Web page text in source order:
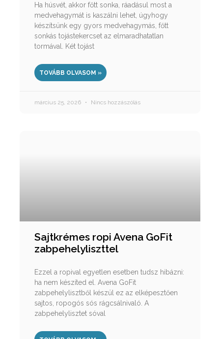
Ha húsvét, akkor főtt sonka, ráadásul most a
medvehagymát is kaszálni lehet, úgyhogy
készítsünk egy gyors medvehagymás, főtt
sonkás tojástekercset az elmaradhatatlan
tormával. Két tojást
TOVÁBB OLVASOM »
március 25, 2026 Nincs hozzászólás
Sajtkrémes ropi Avena GoFit
zabpehelyliszttel
Ezzel a ropival egyetlen esetben tudsz hibázni:
ha nem készíted el. Avena GoFit
zabpehelylisztből készül ez az elképesztően
sajtos, ropogós sós rágcsálnivaló. A
zabpehelylisztet sóval